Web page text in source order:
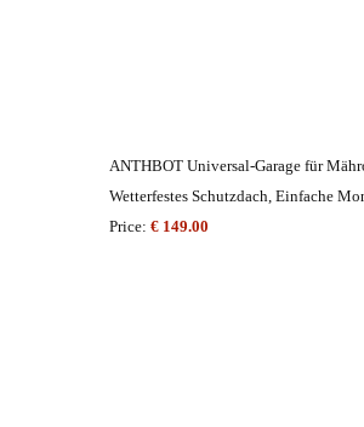
ANTHBOT Universal-Garage für
Wetterfestes Schutzdach, Einfache
Price: € 149.00